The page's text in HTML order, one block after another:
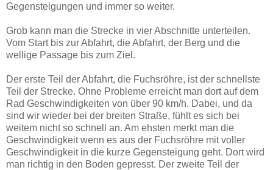
Gegensteigungen und immer so weiter.
Grob kann man die Strecke in vier Abschnitte unterteilen.
Vom Start bis zur Abfahrt, die Abfahrt, der Berg und die
wellige Passage bis zum Ziel.
Der erste Teil der Abfahrt, die Fuchsröhre, ist der schnellste
Teil der Strecke. Ohne Probleme erreicht man dort auf dem
Rad Geschwindigkeiten von über 90 km/h. Dabei, und da
sind wir wieder bei der breiten Straße, fühlt es sich bei
weitem nicht so schnell an. Am ehsten merkt man die
Geschwindigkeit wenn es aus der Fuchsröhre mit voller
Geschwindigkeit in die kurze Gegensteigung geht. Dort wird
man richtig in den Boden gepresst. Der zweite Teil der